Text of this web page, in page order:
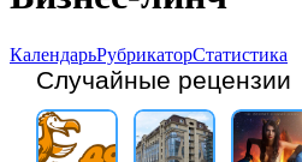
КалендарьРубрикаторСтатистика
Случайные рецензии